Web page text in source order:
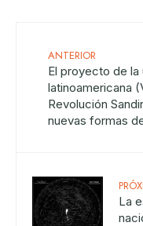
ANTERIOR
El proyecto de la
latinoamericana
Revolución
nuevas formas
La